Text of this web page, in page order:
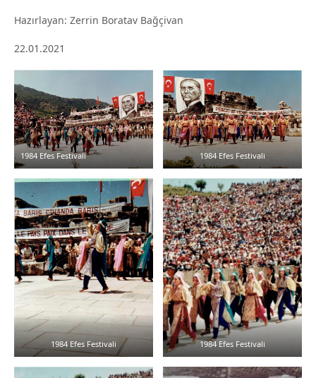
Hazırlayan: Zerrin Boratav Bağçivan
22.01.2021
1984 Efes Festivali 1984 Efes Festivali
1984 Efes Festivali 1984 Efes Festivali